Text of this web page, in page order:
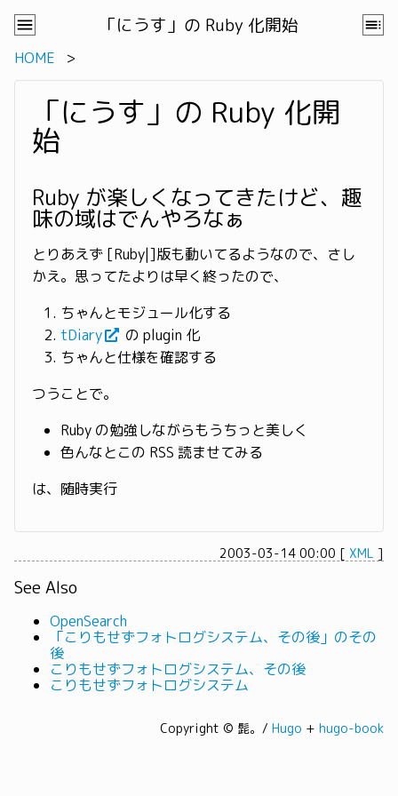
「にうす」の Ruby 化開始
HOME
「にうす」の Ruby 化開
始
Ruby が楽しくなってきたけど、趣
味の域はでんやろなぁ
とりあえず [Ruby|]版も動いてるようなので、さし
かえ。思ってたよりは早く終ったので、
ちゃんとモジュール化する
tDiary
の plugin 化
ちゃんと仕様を確認する
つうことで。
Ruby の勉強しながらもうちっと美しく
色んなとこの RSS 読ませてみる
は、随時実行
2003-03-14 00:00 [ XML ]
See Also
OpenSearch
「こりもせずフォトログシステム、その後」のその
後
こりもせずフォトログシステム、その後
こりもせずフォトログシステム
Copyright © 髭。/ Hugo + hugo-book